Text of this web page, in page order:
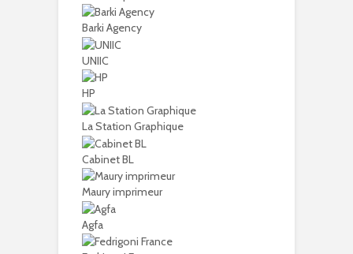
Barki Agency
UNIIC
HP
La Station Graphique
Cabinet BL
Maury imprimeur
Agfa